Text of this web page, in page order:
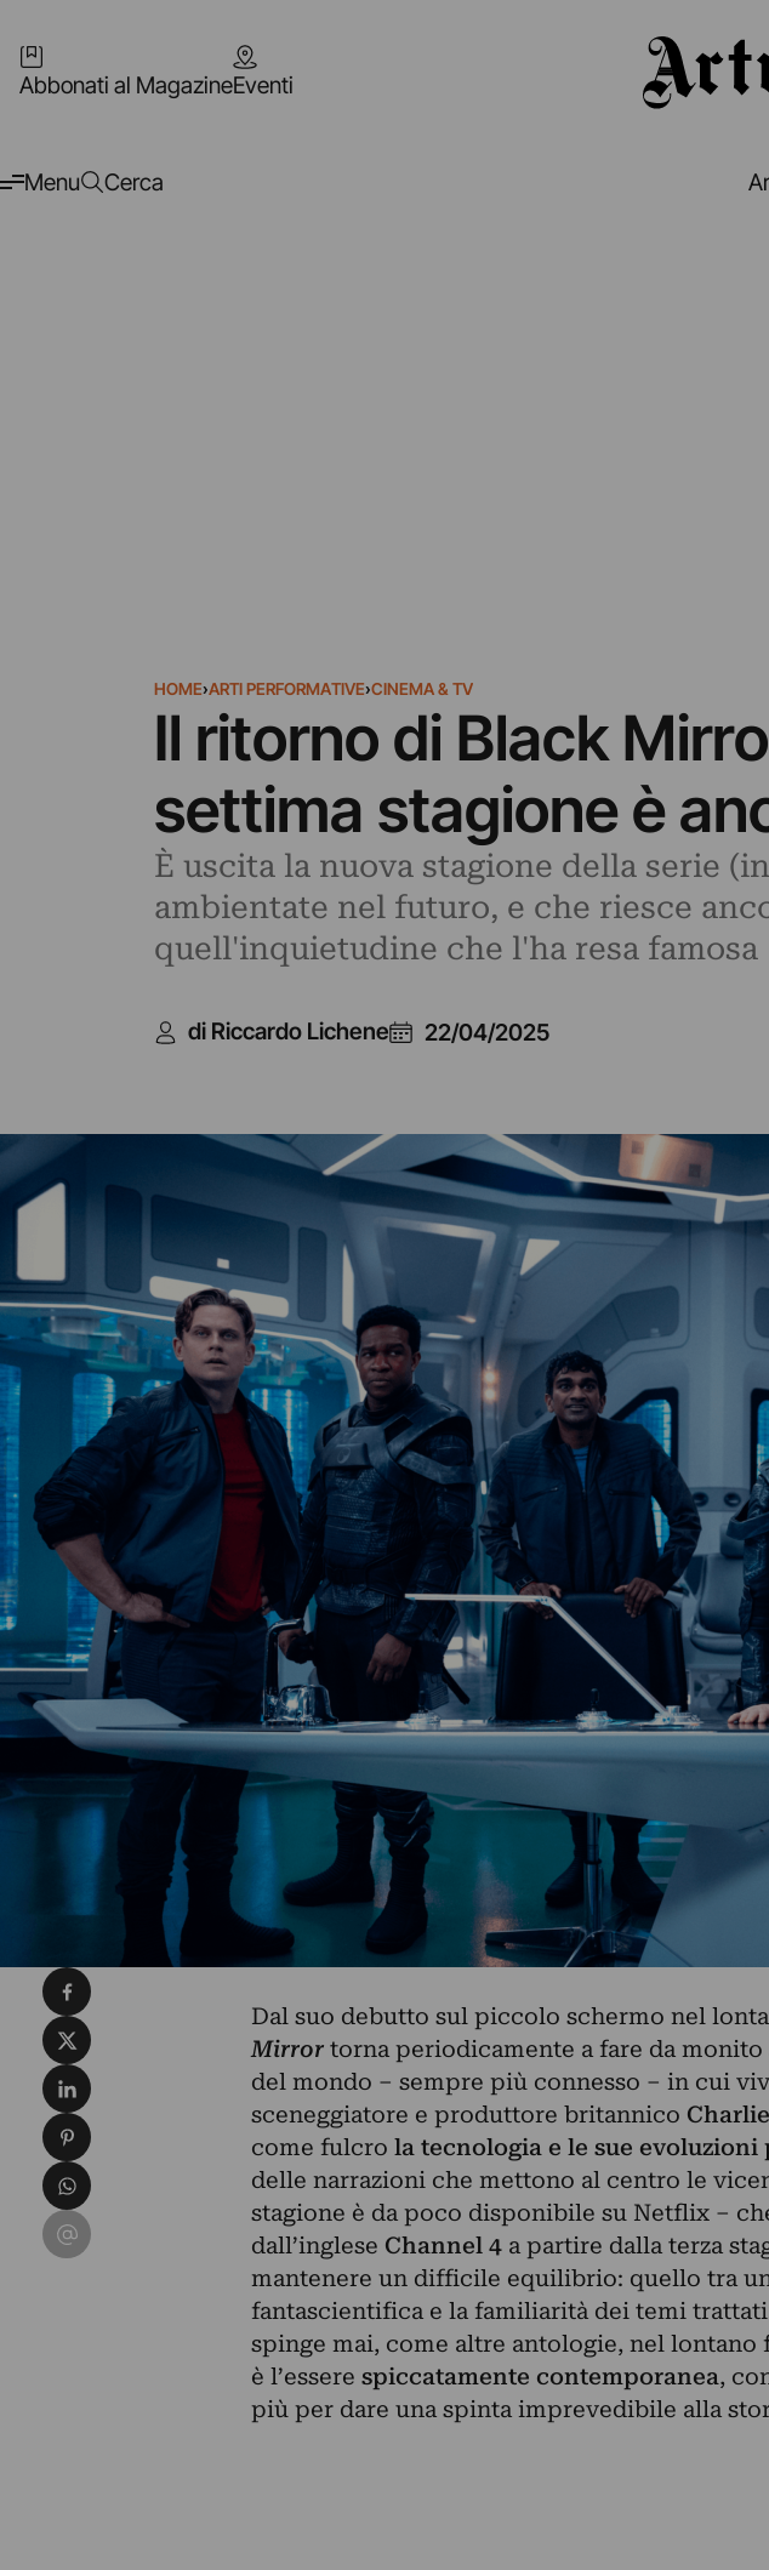
Abbonati al MagazineEventi
Menu Cerca
HOME›ARTI PERFORMATIVE›CINEMA & TV
Il ritorno di Black
settima stagione è
È uscita la nuova stagione della serie
ambientate nel futuro, e che riesce
quell'inquietudine che l'ha resa famosa
di Riccardo Lichene 22/04/2025
Dal suo debutto sul piccolo schermo nel
Mirrortorna periodicamente a fare da monito
del mondo – sempre più connesso – in cui
sceneggiatore e produttore britannico Charlie
come fulcro la tecnologia e le sue evoluzioni
delle narrazioni che mettono al centro le
stagione è da poco disponibile su Netflix –
dall’inglese Channel 4 a partire dalla terza
mantenere un difficile equilibrio: quello tra
fantascientifica e la familiarità dei temi
spinge mai, come altre antologie, nel
è l’essere spiccatamente contemporanea,
più per dare una spinta imprevedibile alla
Condividi su Facebook
Condividi su X
Condividi su LinkedIn
Condividi su Pinterest
Condividi su WhatsApp
Condividi su Email